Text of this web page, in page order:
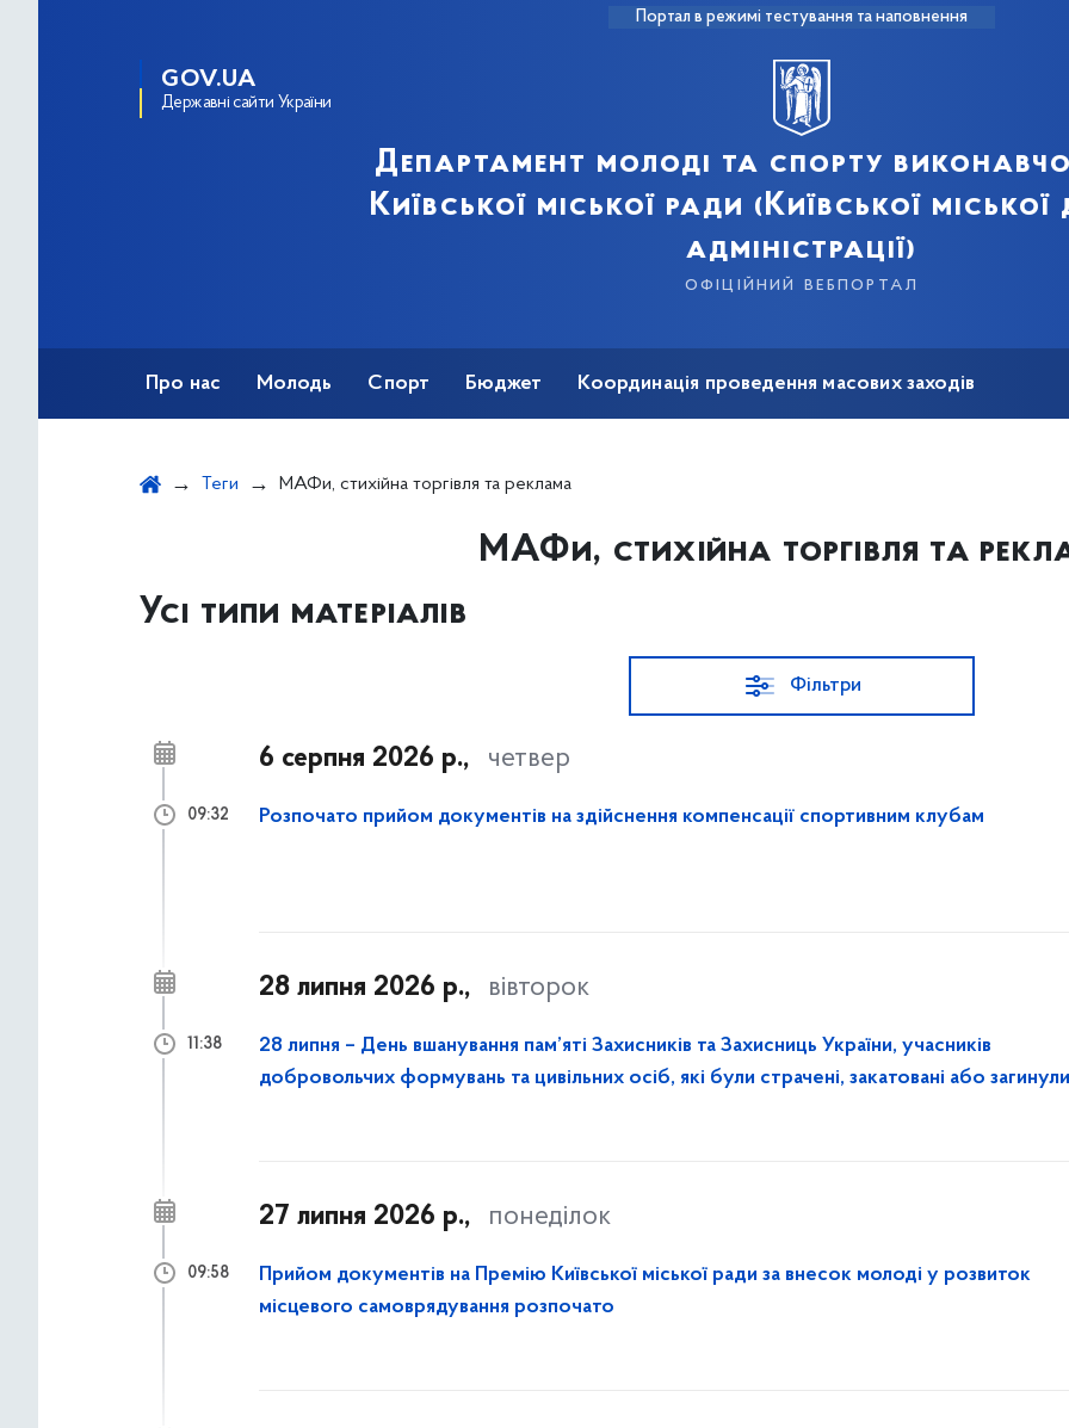
Портал в режимі тестування та наповнення
GOV.UA
Державні сайти України
Департамент молоді та спорту
Київської міської ради (Київської
адміністрації)
офіційний вебпортал
Про нас Молодь Спорт Бюджет Координація проведення масових заходів
Теги МАФи, стихійна торгівля та реклама
МАФи, стихійна торгівля та
Усі типи матеріалів
Фільтри
6 серпня 2026 р., четвер
Розпочато прийом документів на здійснення компенсації спортивним клубам
09:32
28 липня 2026 р., вівторок
28 липня – День вшанування пам’яті Захисників та Захисниць України, учасників
добровольчих формувань та цивільних осіб, які були страчені, закатовані або
11:38
27 липня 2026 р., понеділок
Прийом документів на Премію Київської міської ради за внесок молоді у розвиток
місцевого самоврядування розпочато
09:58